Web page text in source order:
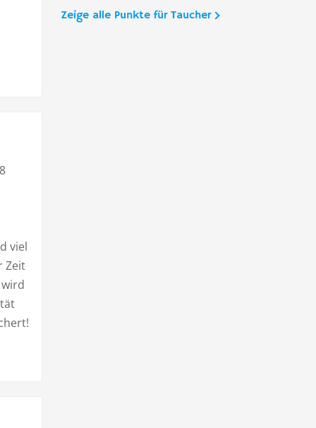
Zeige alle Punkte für Taucher
viel
Zeit